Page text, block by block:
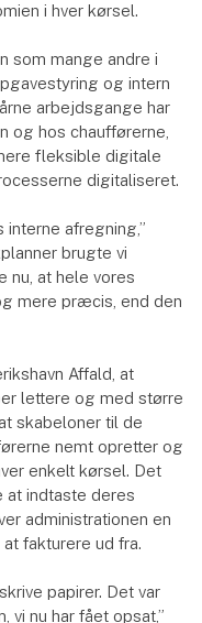
i hver kørsel.
som mange andre i
og intern
arbejdsgange har
og hos chaufførerne,
fleksible digitale
digitaliseret.
afregning,”
brugte vi
nu, at hele vores
mere præcis, end den
Affald, at
lettere og med større
skabeloner til de
nemt opretter og
enkelt kørsel. Det
at indtaste deres
administrationen en
fakturere ud fra.
papirer. Det var
nu har fået opsat,”